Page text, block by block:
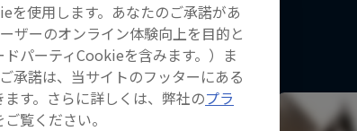
ック！
を使用します。あなたのご承諾があ
ザーのオンライン体験向上を目的と
パーティCookieを含みます。）ま
承諾は、当サイトのフッターにある
す。さらに詳しくは、弊社のプラ
覧ください。